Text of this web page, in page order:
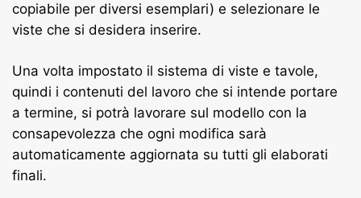
copiabile per diversi esemplari) e selezionare le
viste che si desidera inserire.
Una volta impostato il sistema di viste e tavole,
quindi i contenuti del lavoro che si intende portare
a termine, si potrà lavorare sul modello con la
consapevolezza che ogni modifica sarà
automaticamente aggiornata su tutti gli elaborati
finali.